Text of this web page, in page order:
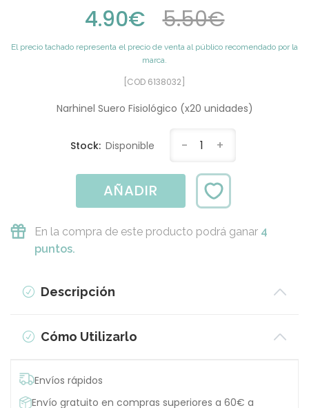
4.90€ 5.50€
El precio tachado representa el precio de venta al público recomendado por la
marca.
[COD 6138032]
Narhinel Suero Fisiológico (x20 unidades)
Stock: Disponible - 1 +
AÑADIR
En la compra de este producto podrá ganar 4
puntos.
Descripción
Cómo Utilizarlo
Envíos rápidos
Envío gratuito en compras superiores a 60€ a